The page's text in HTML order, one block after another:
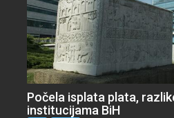
Počela isplata plata,
institucijama BiH